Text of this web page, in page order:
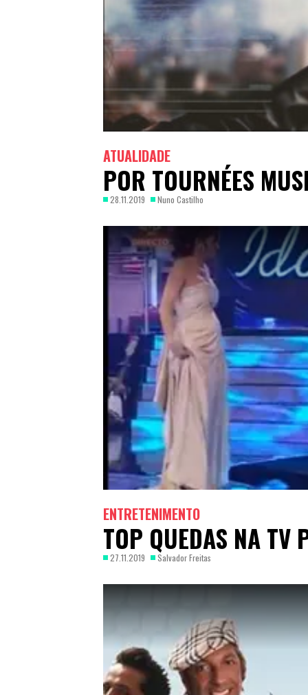
ATUALIDADE
POR TOURNÉES
28.11.2019 Nuno Castilho
ENTRETENIMENTO
TOP QUEDAS NA TV
27.11.2019 Salvador Freitas